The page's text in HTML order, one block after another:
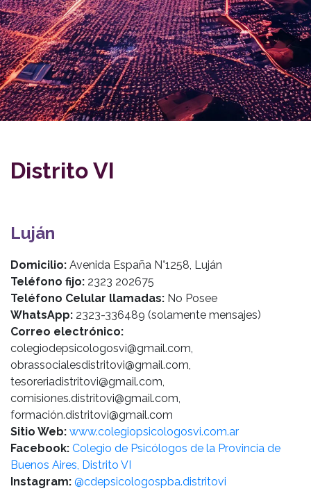
Distrito VI
Luján
Domicilio: Avenida España N°1258, Luján
Teléfono fijo: 2323 202675
Teléfono Celular llamadas: No Posee
WhatsApp: 2323-336489 (solamente mensajes)
Correo electrónico:
colegiodepsicologosvi@gmail.com,
obrassocialesdistritovi@gmail.com,
tesoreriadistritovi@gmail.com,
comisiones.distritovi@gmail.com,
formación.distritovi@gmail.com
Sitio Web: www.colegiopsicologosvi.com.ar
Facebook: Colegio de Psicólogos de la Provincia de
Buenos Aires, Distrito VI
Instagram: @cdepsicologospba.distritovi